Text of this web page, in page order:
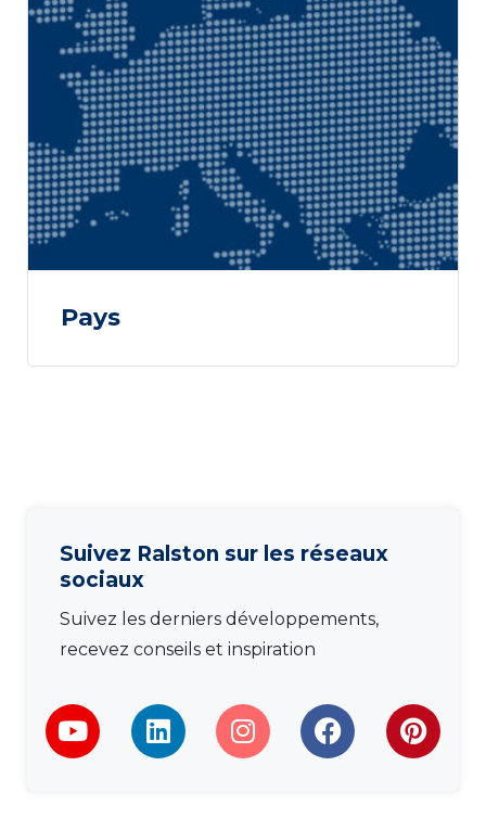
Pays
Suivez Ralston sur les réseaux
sociaux
Suivez les derniers développements,
recevez conseils et inspiration